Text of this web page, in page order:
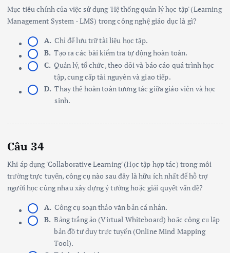
Mục tiêu chính của việc sử dụng 'Hệ thống quản lý học tập' (Learning
Management System - LMS) trong công nghệ giáo dục là gì?
A. Chỉ để lưu trữ tài liệu học tập.
B. Tạo ra các bài kiểm tra tự động hoàn toàn.
C. Quản lý, tổ chức, theo dõi và báo cáo quá trình học
tập, cung cấp tài nguyên và giao tiếp.
D. Thay thế hoàn toàn tương tác giữa giáo viên và học
sinh.
Câu 34
Khi áp dụng 'Collaborative Learning' (Học tập hợp tác) trong môi
trường trực tuyến, công cụ nào sau đây là hữu ích nhất để hỗ trợ
người học cùng nhau xây dựng ý tưởng hoặc giải quyết vấn đề?
A. Công cụ soạn thảo văn bản cá nhân.
B. Bảng trắng ảo (Virtual Whiteboard) hoặc công cụ lập
bản đồ tư duy trực tuyến (Online Mind Mapping
Tool).